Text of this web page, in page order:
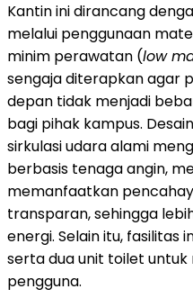
Kantin ini dirancang
melalui penggunaan
minim perawatan (low
sengaja diterapkan agar
depan tidak menjadi
bagi pihak kampus.
sirkulasi udara alami
berbasis tenaga angin,
memanfaatkan
transparan, sehingga
energi. Selain itu, fasilitas
serta dua unit toilet
pengguna.